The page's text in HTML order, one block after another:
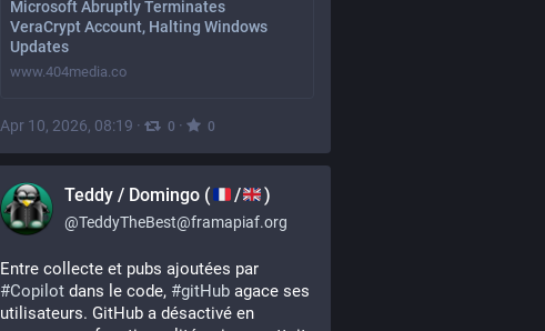
Microsoft Abruptly Terminates
VeraCrypt Account, Halting Windows
Updates
www.404media.co
Apr 10, 2026, 08:19 · 0 · 0
Teddy / Domingo ( / )
@TeddyTheBest@framapiaf.org
#Copilot dans le code, #gitHub agace ses
utilisateurs. GitHub a désactivé en